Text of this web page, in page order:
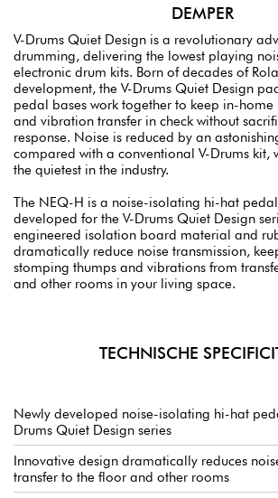
DEMPER
V-Drums Quiet Design is a revolutionary
drumming, delivering the lowest playing
electronic drum kits. Born of decades of
development, the V-Drums Quiet Design
pedal bases work together to keep in-
and vibration transfer in check without
response. Noise is reduced by an
compared with a conventional V-Drums kit,
the quietest in the industry.
The NEQ-H is a noise-isolating hi-hat
developed for the V-Drums Quiet Design
engineered isolation board material and
dramatically reduce noise transmission,
stomping thumps and vibrations from
and other rooms in your living space.
TECHNISCHE
Newly developed noise-isolating hi-hat
Drums Quiet Design series
Innovative design dramatically reduces
transfer to the floor and other rooms